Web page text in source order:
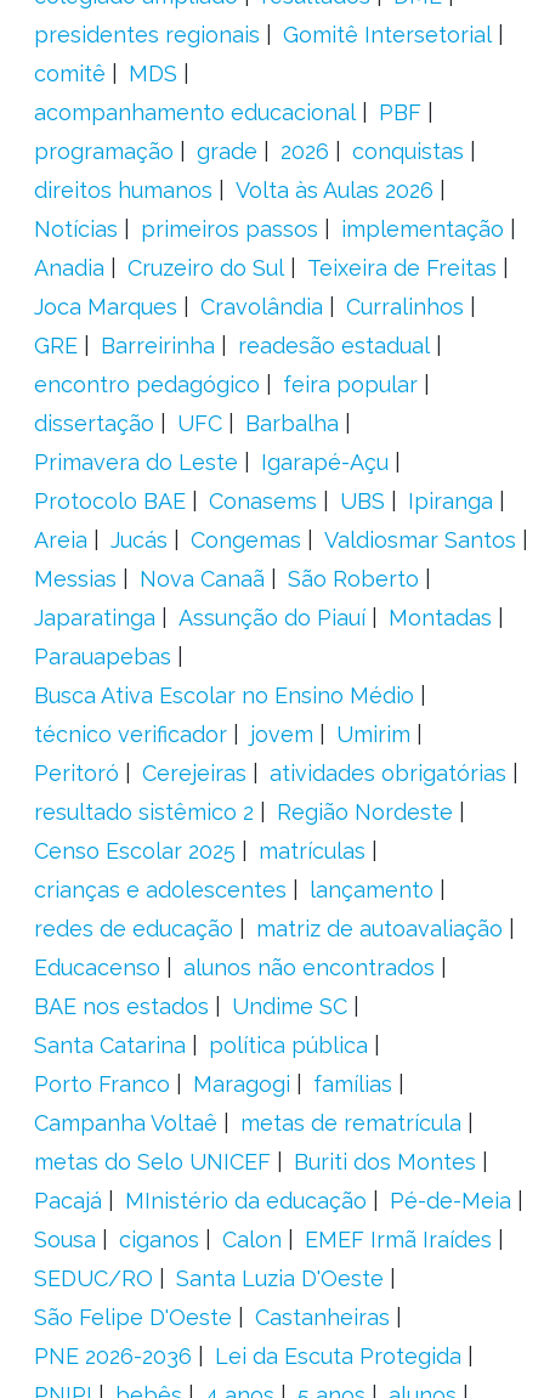
presidentes regionais
Gomitê Intersetorial
comitê
MDS
acompanhamento educacional
PBF
programação
grade 2026
conquistas
direitos humanos
Volta às Aulas 2026
Notícias
primeiros passos
implementação
Anadia
Cruzeiro do Sul
Teixeira de Freitas
Joca Marques
Cravolândia
Curralinhos
GRE
Barreirinha
readesão estadual
encontro pedagógico
feira popular
dissertação
UFC
Barbalha
Primavera do Leste
Igarapé-Açu
Protocolo BAE
Conasems UBS
Ipiranga
Areia
Jucás Congemas
Valdiosmar Santos
Messias
Nova Canaã
São Roberto
Japaratinga
Assunção do Piauí
Montadas
Parauapebas
Busca Ativa Escolar no Ensino Médio
técnico verificador
jovem
Umirim
Peritoró
Cerejeiras
atividades obrigatórias
resultado sistêmico 2
Região Nordeste
Censo Escolar 2025
matrículas
crianças e adolescentes
lançamento
redes de educação
matriz de autoavaliação
Educacenso
alunos não encontrados
BAE nos estados
Undime SC
Santa Catarina
política pública
Porto Franco
Maragogi
famílias
Campanha Voltaê
metas de rematrícula
metas do Selo UNICEF
Buriti dos Montes
Pacajá
MInistério da educação
Pé-de-Meia
Sousa
ciganos Calon
EMEF Irmã Iraídes
SEDUC/RO
Santa Luzia D'Oeste
São Felipe D'Oeste
Castanheiras
PNE 2026-2036
Lei da Escuta Protegida